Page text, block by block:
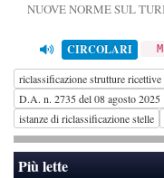
NUOVE NORME SUL
CIRCOLARI
riclassificazione strutture ricettive
D.A. n. 2735 del 08 agosto 2025
istanze di riclassificazione stelle
Più lette